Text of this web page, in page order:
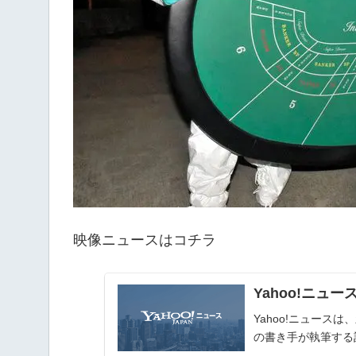
映像ニュースはコチラ
Yahoo!ニュー
Yahoo!ニュースは
の書き手が執筆す